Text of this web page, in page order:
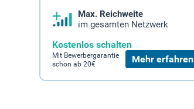
Max. Reichweite
im gesamten Netzwerk
Kostenlos schalten
Mit Bewerbergarantie
schon ab 20€
Mehr erfahren